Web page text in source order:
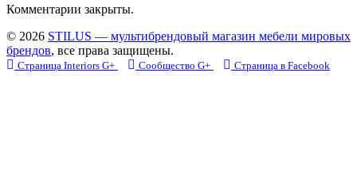
Комментарии закрыты.
© 2026 STILUS — мультибрендовый магазин мебели мировых
брендов, все права защищены.
Страница Interiors G+ Сообщество G+ Страница в Facebook